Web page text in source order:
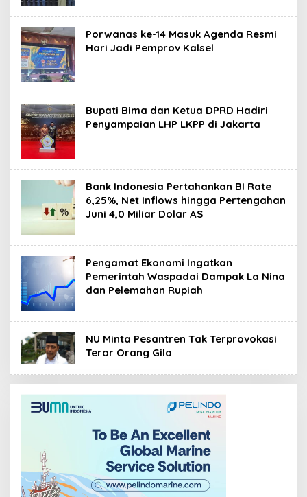
Porwanas ke-14 Masuk Agenda Resmi
Hari Jadi Pemprov Kalsel
Bupati Bima dan Ketua DPRD Hadiri
Penyampaian LHP LKPP di Jakarta
Bank Indonesia Pertahankan BI Rate
6,25%, Net Inflows hingga Pertengahan
Juni 4,0 Miliar Dolar AS
Pengamat Ekonomi Ingatkan
Pemerintah Waspadai Dampak La Nina
dan Pelemahan Rupiah
NU Minta Pesantren Tak Terprovokasi
Teror Orang Gila